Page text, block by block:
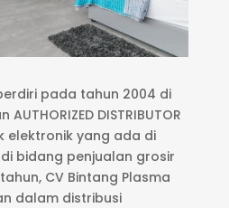
pada tahun 2004 di
DISTRIBUTOR
elektronik yang ada di
bidang penjualan grosir
CV Bintang Plasma
dalam distribusi